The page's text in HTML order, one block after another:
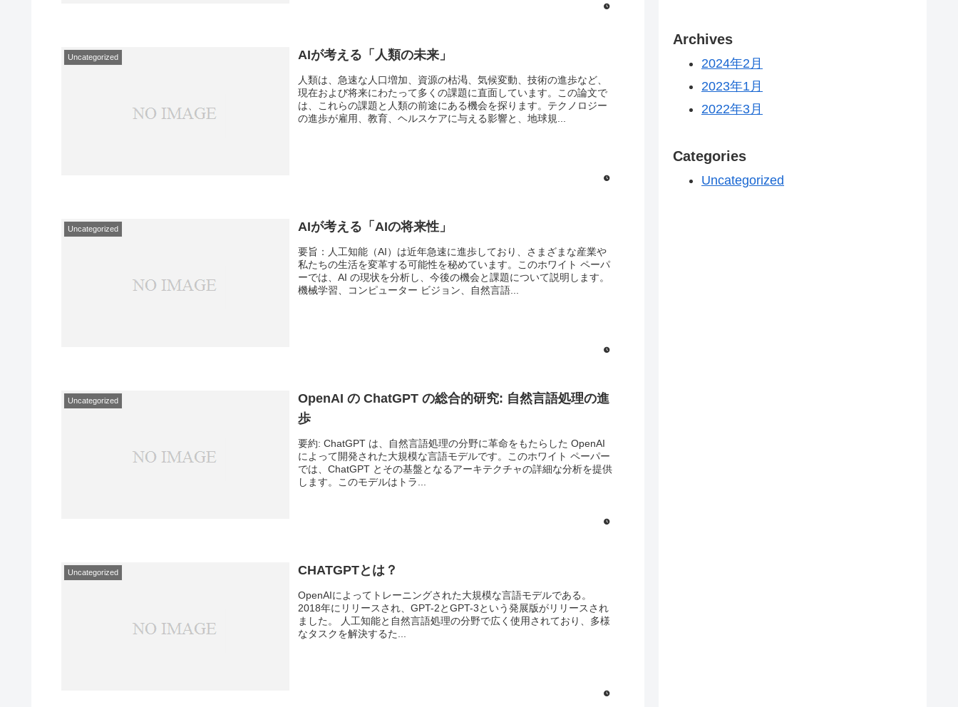
Uncategorized AIが考える「人類の未来」
人類は、急速な人口増加、資源の枯渇、気候変動、技術の進歩など、
現在および将来にわたって多くの課題に直面しています。この論文で
は、これらの課題と人類の前途にある機会を探ります。テクノロジー
の進歩が雇用、教育、ヘルスケアに与える影響と、地球規...
Uncategorized AIが考える「AIの将来性」
要旨：人工知能（AI）は近年急速に進歩しており、さまざまな産業や
私たちの生活を変革する可能性を秘めています。このホワイト ペーパ
ーでは、AI の現状を分析し、今後の機会と課題について説明します。
機械学習、コンピューター ビジョン、自然言語...
Uncategorized
OpenAI の ChatGPT の総合的研究: 自然言語処理の進
歩
要約: ChatGPT は、自然言語処理の分野に革命をもたらした OpenAI
によって開発された大規模な言語モデルです。このホワイト ペーパー
では、ChatGPT とその基盤となるアーキテクチャの詳細な分析を提供
します。このモデルはトラ...
Uncategorized CHATGPTとは？
OpenAIによってトレーニングされた大規模な言語モデルである。
2018年にリリースされ、GPT-2とGPT-3という発展版がリリースされ
ました。 人工知能と自然言語処理の分野で広く使用されており、多様
なタスクを解決するた...
Archives
2024年2月
2023年1月
2022年3月
Categories
Uncategorized